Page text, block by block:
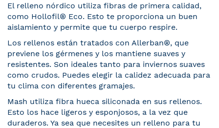
El relleno nórdico utiliza fibras de primera calidad,
como Hollofil® Eco. Esto te proporciona un buen
aislamiento y permite que tu cuerpo respire.
Los rellenos están tratados con Allerban®, que
previene los gérmenes y los mantiene suaves y
resistentes. Son ideales tanto para inviernos suaves
como crudos. Puedes elegir la calidez adecuada para
tu clima con diferentes gramajes.
Mash utiliza fibra hueca siliconada en sus rellenos.
Esto los hace ligeros y esponjosos, a la vez que
duraderos. Ya sea que necesites un relleno para tu